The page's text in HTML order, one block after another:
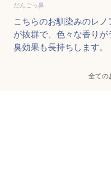
だんごっ鼻
こちらのお馴染みのレ
が抜群で、色々な香り
臭効果も長持ちします。
全ての